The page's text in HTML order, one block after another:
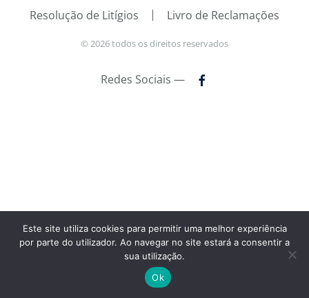
Resolução de Litígios
Livro de Reclamações
© 2026todos os direitos reservados
Redes Sociais —
Este site utiliza cookies para permitir uma melhor experiência
por parte do utilizador. Ao navegar no site estará a consentir a
sua utilização.
Ok